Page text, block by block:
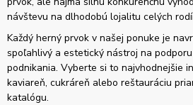
návštevu na dlhodobú lojalitu celých
Každý herný prvok v našej ponuke je
spoľahlivý a estetický nástroj na
podnikania. Vyberte si to najvhodnejšie
kaviareň, cukráreň alebo reštauráciu
katalógu.